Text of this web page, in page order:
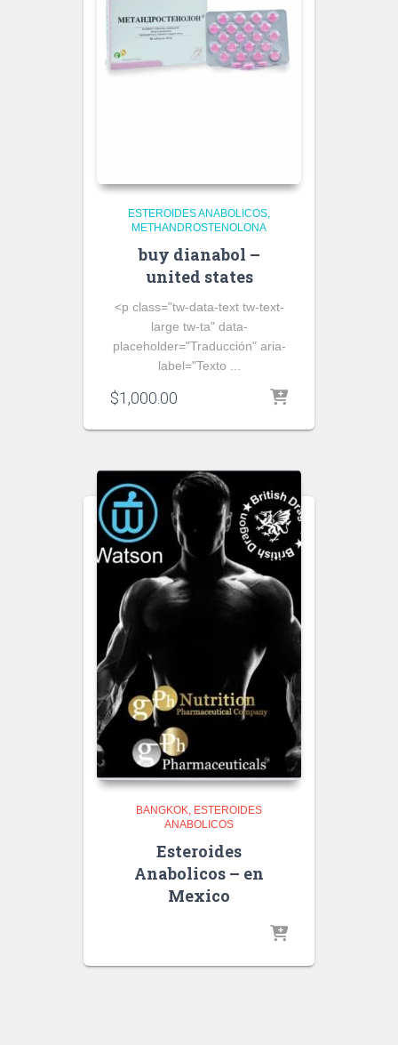
ESTEROIDES ANABOLICOS
METHANDROSTENOLONA
buy dianabol –
united states
<p class="tw-data-text tw-text-
large tw-ta" data-
placeholder="Traducción" aria-
label="Texto ...
$1,000.00
BANGKOK ESTEROIDES
ANABOLICOS
Esteroides
Anabolicos – en
Mexico